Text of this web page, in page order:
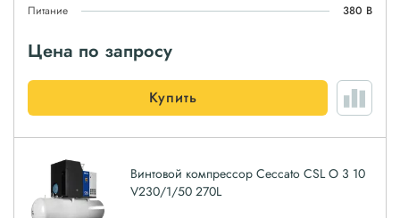
Питание
380 В
Цена по запросу
Купить
Винтовой компрессор Ceccato CSL O 3 10
V230/1/50 270L